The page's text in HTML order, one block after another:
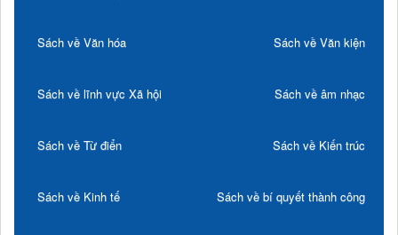
Sách về Văn hóa Sách về Văn kiện
Sách về lĩnh vực Xã hội Sách về âm nhạc
Sách về Từ điển Sách về Kiến trúc
Sách về Kinh tế Sách về bí quyết thành công